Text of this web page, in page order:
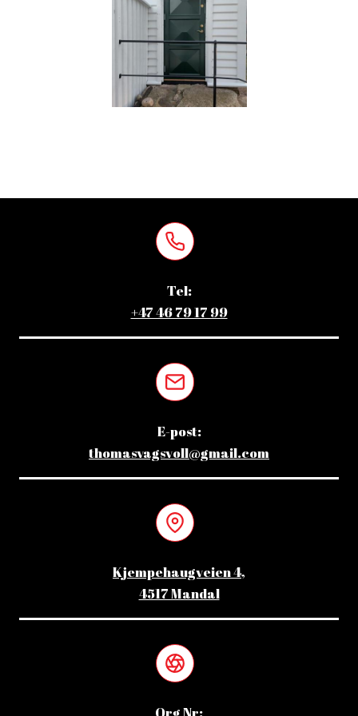
Tel:
+47 46 79 17 99
E-post:
thomasvagsvoll@gmail.com
Kjempehaugveien 4,
4517 Mandal